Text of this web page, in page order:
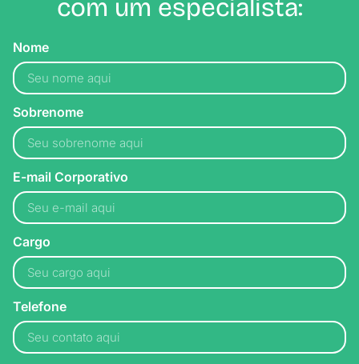
com um especialista:
Nome
Sobrenome
E-mail Corporativo
Cargo
Telefone